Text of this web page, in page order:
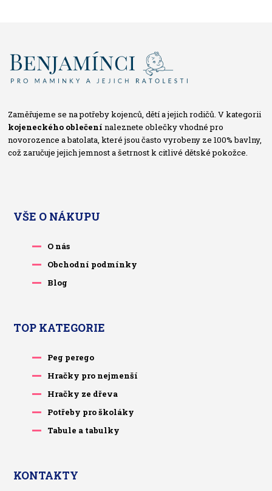
Zaměřujeme se na potřeby kojenců, dětí a jejich rodičů. V kategorii
kojeneckého oblečení naleznete oblečky vhodné pro
novorozence a batolata, které jsou často vyrobeny ze 100% bavlny,
což zaručuje jejich jemnost a šetrnost k citlivé dětské pokožce.
VŠE O NÁKUPU
O nás
Obchodní podmínky
Blog
TOP KATEGORIE
Peg perego
Hračky pro nejmenší
Hračky ze dřeva
Potřeby pro školáky
Tabule a tabulky
KONTAKTY